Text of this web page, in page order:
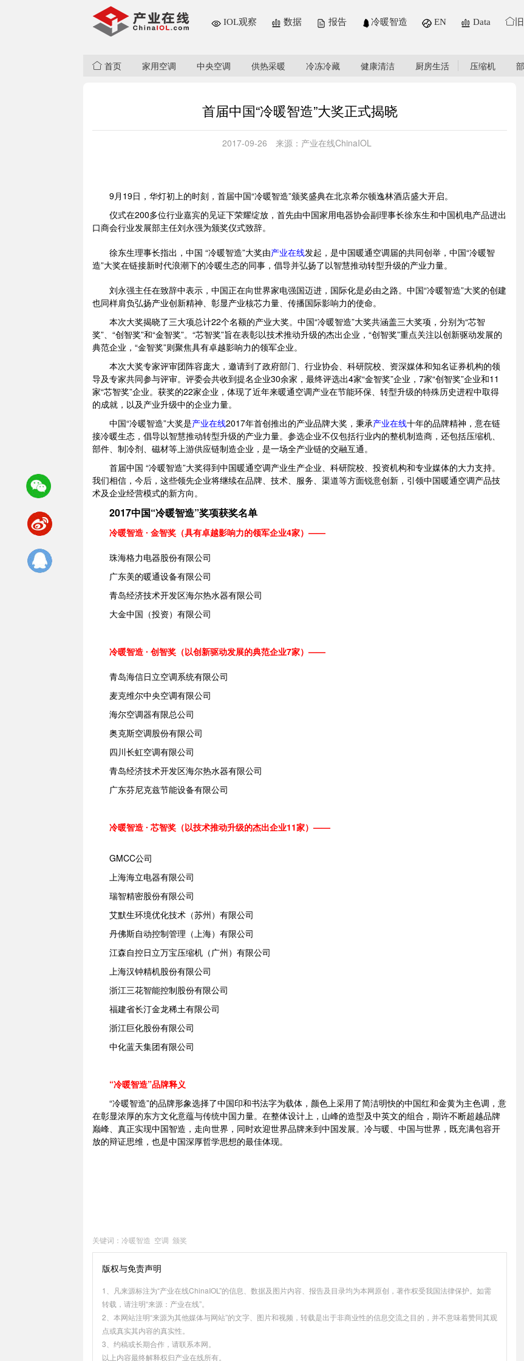
IOL观察 数据 报告 冷暖智造 EN Data
首页 家用空调 中央空调 供热采暖 冷冻冷藏 健康清洁 厨房生活 压缩机
首届中国“冷暖智造”大奖正式揭晓
2017-09-26 来源：产业在线ChinaIOL
9月19日，华灯初上的时刻，首届中国“冷暖智造”颁奖盛典在北京希尔顿逸林酒店盛大开启。
仪式在200多位行业嘉宾的见证下荣耀绽放，首先由中国家用电器协会副理事长徐东生和中国机电产品进出
口商会行业发展部主任刘永强为颁奖仪式致辞。
徐东生理事长指出，中国 “冷暖智造”大奖由产业在线发起，是中国暖通空调届的共同创举，中国“冷暖智
造”大奖在链接新时代浪潮下的冷暖生态的同事，倡导并弘扬了以智慧推动转型升级的产业力量。
刘永强主任在致辞中表示，中国正在向世界家电强国迈进，国际化是必由之路。中国“冷暖智造”大奖的创建
也同样肩负弘扬产业创新精神、彰显产业核芯力量、传播国际影响力的使命。
本次大奖揭晓了三大项总计22个名额的产业大奖。中国“冷暖智造”大奖共涵盖三大奖项，分别为“芯智
奖”、“创智奖”和“金智奖”。“芯智奖”旨在表彰以技术推动升级的杰出企业，“创智奖”重点关注以创新驱动发展的
典范企业，“金智奖”则聚焦具有卓越影响力的领军企业。
本次大奖专家评审团阵容庞大，邀请到了政府部门、行业协会、科研院校、资深媒体和知名证券机构的领
导及专家共同参与评审。评委会共收到提名企业30余家，最终评选出4家“金智奖”企业，7家“创智奖”企业和11
家“芯智奖”企业。获奖的22家企业，体现了近年来暖通空调产业在节能环保、转型升级的特殊历史进程中取得
的成就，以及产业升级中的企业力量。
中国“冷暖智造”大奖是产业在线2017年首创推出的产业品牌大奖，秉承产业在线十年的品牌精神，意在链
接冷暖生态，倡导以智慧推动转型升级的产业力量。参选企业不仅包括行业内的整机制造商，还包括压缩机、
部件、制冷剂、磁材等上游供应链制造企业，是一场全产业链的交融互通。
首届中国 “冷暖智造”大奖得到中国暖通空调产业生产企业、科研院校、投资机构和专业媒体的大力支持。
我们相信，今后，这些领先企业将继续在品牌、技术、服务、渠道等方面锐意创新，引领中国暖通空调产品技
术及企业经营模式的新方向。
2017中国“冷暖智造”奖项获奖名单
冷暖智造 ∙ 金智奖（具有卓越影响力的领军企业4家）——
珠海格力电器股份有限公司
广东美的暖通设备有限公司
青岛经济技术开发区海尔热水器有限公司
大金中国（投资）有限公司
冷暖智造 ∙ 创智奖（以创新驱动发展的典范企业7家）——
青岛海信日立空调系统有限公司
麦克维尔中央空调有限公司
海尔空调器有限总公司
奥克斯空调股份有限公司
四川长虹空调有限公司
青岛经济技术开发区海尔热水器有限公司
广东芬尼克兹节能设备有限公司
冷暖智造 ∙ 芯智奖（以技术推动升级的杰出企业11家）——
GMCC公司
上海海立电器有限公司
瑞智精密股份有限公司
艾默生环境优化技术（苏州）有限公司
丹佛斯自动控制管理（上海）有限公司
江森自控日立万宝压缩机（广州）有限公司
上海汉钟精机股份有限公司
浙江三花智能控制股份有限公司
福建省长汀金龙稀土有限公司
浙江巨化股份有限公司
中化蓝天集团有限公司
“冷暖智造”品牌释义
“冷暖智造”的品牌形象选择了中国印和书法字为载体，颜色上采用了简洁明快的中国红和金黄为主色调，意
在彰显浓厚的东方文化意蕴与传统中国力量。在整体设计上，山峰的造型及中英文的组合，期许不断超越品牌
巅峰、真正实现中国智造，走向世界，同时欢迎世界品牌来到中国发展。冷与暖、中国与世界，既充满包容开
放的辩证思维，也是中国深厚哲学思想的最佳体现。
关键词： 冷暖智造 空调 颁奖
版权与免责声明
1、凡来源标注为“产业在线ChinaIOL”的信息、数据及图片内容、报告及目录均为本网原创，著作权受我国法律保护。如需
转载，请注明“来源：产业在线”。
2、本网站注明“来源为其他媒体与网站”的文字、图片和视频，转载是出于非商业性的信息交流之目的，并不意味着赞同其观
点或真实其内容的真实性。
3、约稿或长期合作，请联系本网。
以上内容最终解释权归产业在线所有。